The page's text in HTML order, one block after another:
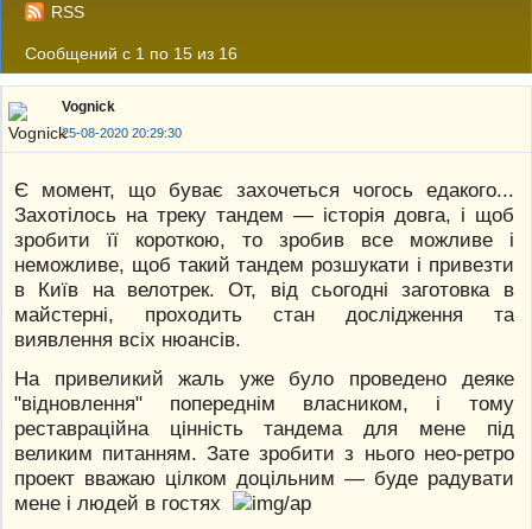
RSS
Сообщений с 1 по 15 из 16
Vognick
25-08-2020 20:29:30
Є момент, що буває захочеться чогось едакого...
Захотілось на треку тандем — історія довга, і щоб
зробити її короткою, то зробив все можливе і
неможливе, щоб такий тандем розшукати і привезти
в Київ на велотрек. От, від сьогодні заготовка в
майстерні, проходить стан дослідження та
виявлення всіх нюансів.
На привеликий жаль уже було проведено деяке
"відновлення" попереднім власником, і тому
реставраційна цінність тандема для мене під
великим питанням. Зате зробити з нього нео-ретро
проект вважаю цілком доцільним — буде радувати
мене і людей в гостях